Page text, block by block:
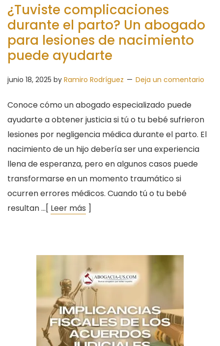
¿Tuviste complicaciones
durante el parto? Un abogado
para lesiones de nacimiento
puede ayudarte
junio 18, 2025 by Ramiro Rodríguez Deja un comentario
Conoce cómo un abogado especializado puede
ayudarte a obtener justicia si tú o tu bebé sufrieron
lesiones por negligencia médica durante el parto. El
nacimiento de un hijo debería ser una experiencia
llena de esperanza, pero en algunos casos puede
transformarse en un momento traumático si
ocurren errores médicos. Cuando tú o tu bebé
resultan …[ Leer más ]